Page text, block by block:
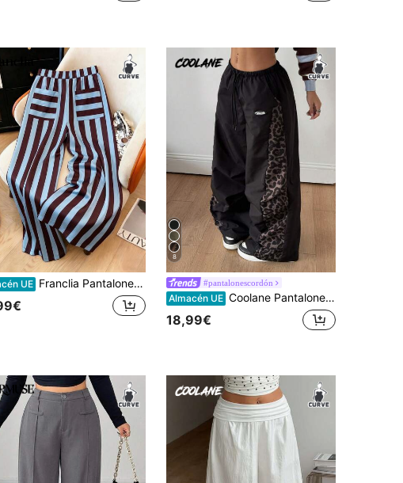
UE Franclia Pantalones rectos de talla grande de rayas marrones y azules para vacaciones informales
8
#pantalonescordón
Almacén UE Coolane Pantalones de pierna ancha con cintura elástica, estampado de leopardo y patchwork, cuero negro, estilo casual Y2K de los 90, talla grande para mujer y hombre, ropa de calle de otoño, formal de otoño
18,99€